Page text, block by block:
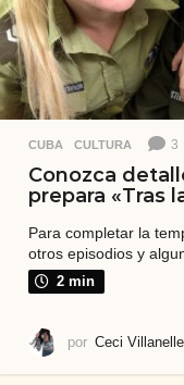
CUBA ,CULTURA 3
Conozca
prepara «Tras
Para completar la
otros episodios y
2 min
por Ceci Villanelle